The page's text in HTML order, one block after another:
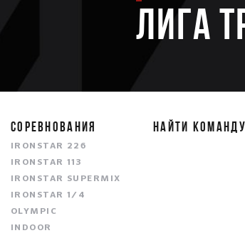
ЛИГА
СОРЕВНОВАНИЯ
IRONSTAR 226
IRONSTAR 113
IRONSTAR SUPERMIX
IRONSTAR 1/4
OLYMPIC
INDOOR
НАЙТИ КОМАНДУ